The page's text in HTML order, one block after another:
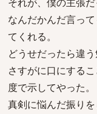
なんだかんだ言っ
てくれる。
どうせだったら違
さすがに口にする
度で示してやった。
真剣に悩んだ振り